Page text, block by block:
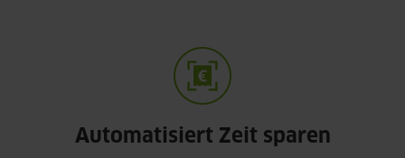
Automatisiert Zeit sparen